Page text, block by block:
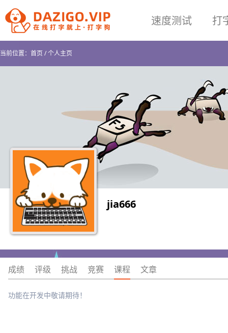
速度测试 打
当前位置： 首页/个人主页
jia666
成绩 评级 挑战 竞赛 课程 文章
功能在开发中敬请期待！